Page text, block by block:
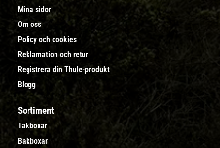
Mina sidor
Om oss
Policy och cookies
Reklamation och retur
Registrera din Thule-produkt
Blogg
Sortiment
Takboxar
Bakboxar